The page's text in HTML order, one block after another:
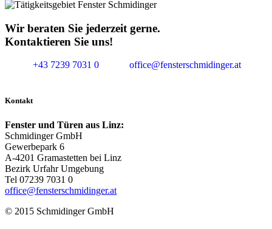
Wir beraten Sie jederzeit gerne.
Kontaktieren Sie uns!
+43 7239 7031 0 office@fensterschmidinger.at
Kontakt
Fenster und Türen aus Linz:
Schmidinger GmbH
Gewerbepark 6
A-4201 Gramastetten bei Linz
Bezirk Urfahr Umgebung
Tel 07239 7031 0
office@fensterschmidinger.at
© 2015 Schmidinger GmbH